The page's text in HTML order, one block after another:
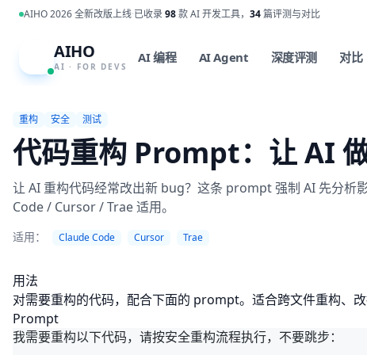
跳到主内容
AIHO 2026 全新改版上线·已收录98款 AI 开发工具， 34篇评测与对比
AIHO
AI · FOR DEVS
AI 编程 AI Agent 深度评测 对比
重构 安全 测试
代码重构 Prompt：让 AI
让 AI 重构代码经常改出新 bug？这条 prompt 强制 AI 先分析
Code / Cursor / Trae 适用。
适用： Claude Code Cursor Trae
用法
对需要重构的代码，配合下面的 prompt。适合跨文件重构、改
Prompt
我需要重构以下代码，请按安全重构流程执行，不要跳步：